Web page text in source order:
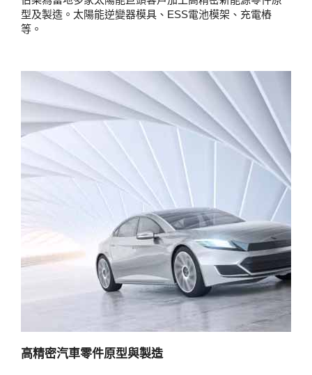
型及製造。太陽能逆變器模具、ESS電池模架、充電樁
等。
高精密汽車零件原型與製造